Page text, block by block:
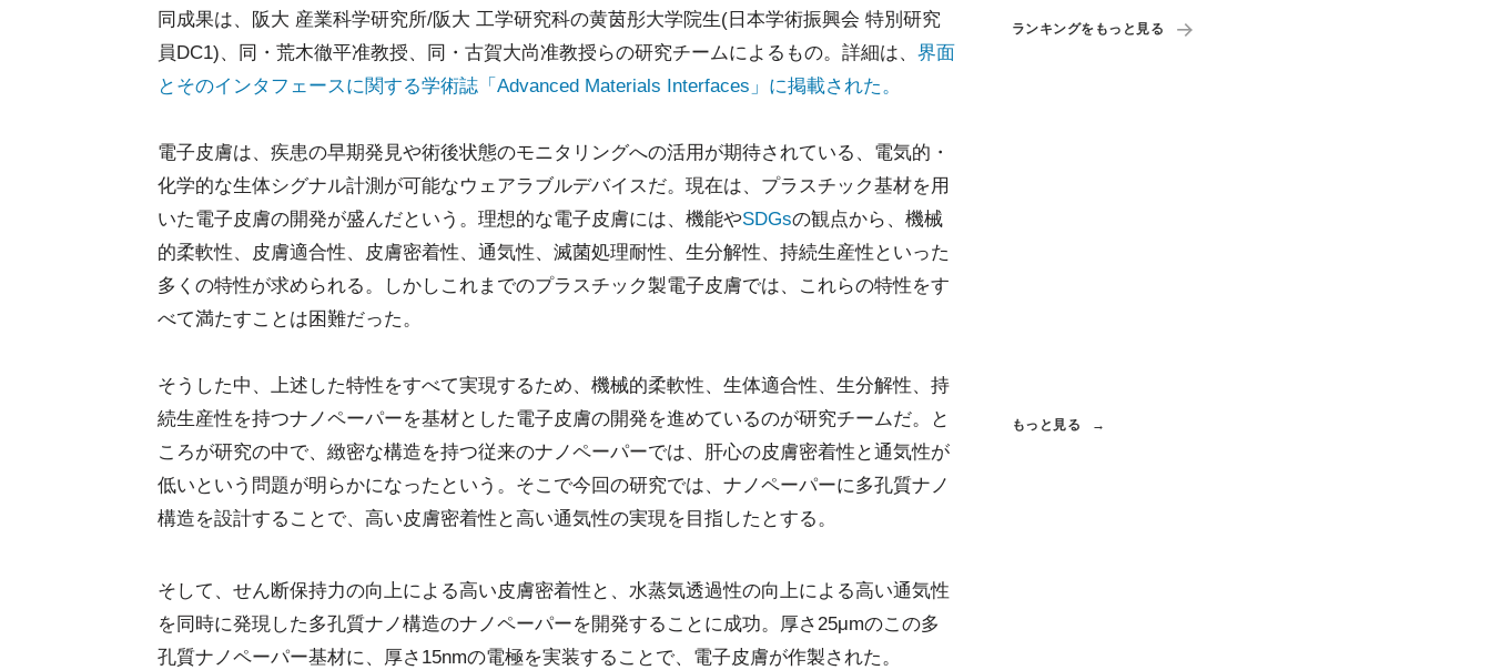
同成果は、阪大 産業科学研究所/阪大 工学研究科の黄茵彤大学院生(日本学術振興会 特別研究
員DC1)、同・荒木徹平准教授、同・古賀大尚准教授らの研究チームによるもの。詳細は、 界面
とそのインタフェースに関する学術誌「Advanced Materials Interfaces」に掲載された。
電子皮膚は、疾患の早期発見や術後状態のモニタリングへの活用が期待されている、電気的・
化学的な生体シグナル計測が可能なウェアラブルデバイスだ。現在は、プラスチック基材を用
いた電子皮膚の開発が盛んだという。理想的な電子皮膚には、機能やSDGsの観点から、機械
的柔軟性、皮膚適合性、皮膚密着性、通気性、滅菌処理耐性、生分解性、持続生産性といった
多くの特性が求められる。しかしこれまでのプラスチック製電子皮膚では、これらの特性をす
べて満たすことは困難だった。
そうした中、上述した特性をすべて実現するため、機械的柔軟性、生体適合性、生分解性、持
続生産性を持つナノペーパーを基材とした電子皮膚の開発を進めているのが研究チームだ。と
ころが研究の中で、緻密な構造を持つ従来のナノペーパーでは、肝心の皮膚密着性と通気性が
低いという問題が明らかになったという。そこで今回の研究では、ナノペーパーに多孔質ナノ
構造を設計することで、高い皮膚密着性と高い通気性の実現を目指したとする。
そして、せん断保持力の向上による高い皮膚密着性と、水蒸気透過性の向上による高い通気性
を同時に発現した多孔質ナノ構造のナノペーパーを開発することに成功。厚さ25μmのこの多
孔質ナノペーパー基材に、厚さ15nmの電極を実装することで、電子皮膚が作製された。
ランキングをもっと見る
もっと見る